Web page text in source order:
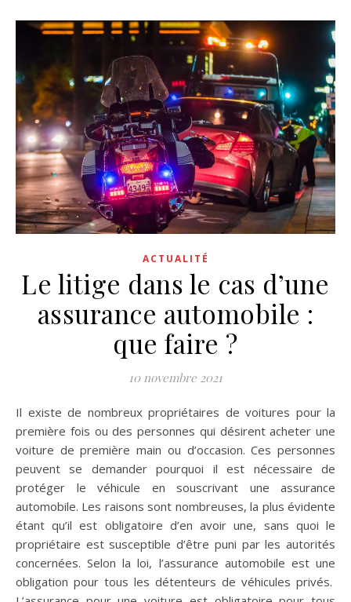
ACTUALITÉ
Le litige dans le cas d’une
assurance automobile :
que faire ?
10 novembre 2021
Il existe de nombreux propriétaires de voitures pour la
première fois ou des personnes qui désirent acheter une
voiture de première main ou d’occasion. Ces personnes
peuvent se demander pourquoi il est nécessaire de
protéger le véhicule en souscrivant une assurance
automobile. Les raisons sont nombreuses, la plus évidente
étant qu’il est obligatoire d’en avoir une, sans quoi le
propriétaire est susceptible d’être puni par les autorités
concernées. Selon la loi, l’assurance automobile est une
obligation pour tous les détenteurs de véhicules privés.